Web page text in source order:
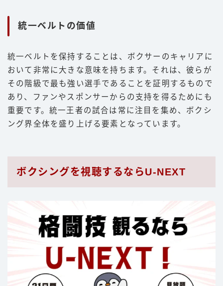
統一ベルトの価値
統一ベルトを保持することは、ボクサーのキャリアに
おいて非常に大きな意味を持ちます。それは、彼らが
その階級で最も強い選手であることを証明するもので
あり、ファンやスポンサーからの支持を得るためにも
重要です。統一王者の試合は常に注目を集め、ボクシ
ング界全体を盛り上げる要素となっています。
ボクシングを視聴するならU-NEXT